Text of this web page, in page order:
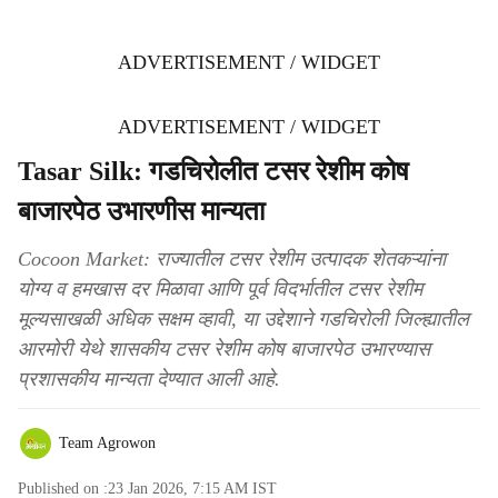
ADVERTISEMENT / WIDGET
ADVERTISEMENT / WIDGET
Tasar Silk: गडचिरोलीत टसर रेशीम कोष
बाजारपेठ उभारणीस मान्यता
Cocoon Market: राज्यातील टसर रेशीम उत्पादक शेतकऱ्यांना
योग्य व हमखास दर मिळावा आणि पूर्व विदर्भातील टसर रेशीम
मूल्यसाखळी अधिक सक्षम व्हावी, या उद्देशाने गडचिरोली जिल्ह्यातील
आरमोरी येथे शासकीय टसर रेशीम कोष बाजारपेठ उभारण्यास
प्रशासकीय मान्यता देण्यात आली आहे.
Team Agrowon
Published on :23 Jan 2026, 7:15 AM IST